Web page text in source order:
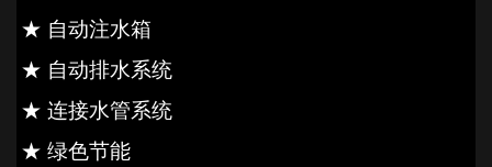
★ 自动注水箱
★ 自动排水系统
★ 连接水管系统
★ 绿色节能